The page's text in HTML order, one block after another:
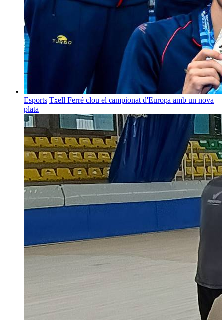
Esports Txell Ferré clou el campionat d'Europa amb un nova
plata